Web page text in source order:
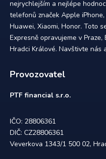
nejrychlejším a nejlépe
telefonů značek Apple iPhone,
Huawei, Xiaomi, Honor. Toto
Expresně opravujeme v
Hradci Králové. Navštivte nás
Provozovatel
PTF financial s.r.o.
IČO: 28806361
DIČ: CZ28806361
Veverkova 1343/1 500 02,